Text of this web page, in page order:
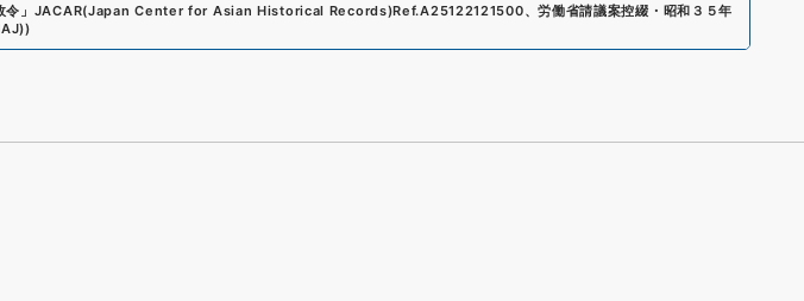
令 」 JACAR(Japan Center for Asian Historical Records)Ref.A25122121500、労働省請議案控綴・昭和３５年
)